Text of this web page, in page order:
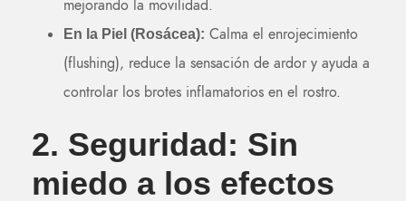
mejorando la movilidad.
En la Piel (Rosácea): Calma el enrojecimiento
(flushing), reduce la sensación de ardor y ayuda a
controlar los brotes inflamatorios en el rostro.
2. Seguridad: Sin
miedo a los efectos